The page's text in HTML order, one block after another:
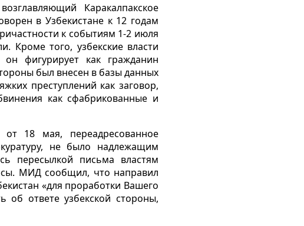
Каракалпакское
в Узбекистане к 12 годам
к событиям 1-2 июля
Кроме того, узбекские власти
фигурирует как гражданин
был внесен в базы данных
преступлений как заговор,
как сфабрикованные и
18 мая, переадресованное
не было надлежащим
пересылкой письма властям
МИД сообщил, что направил
«для проработки Вашего
ответе узбекской стороны,